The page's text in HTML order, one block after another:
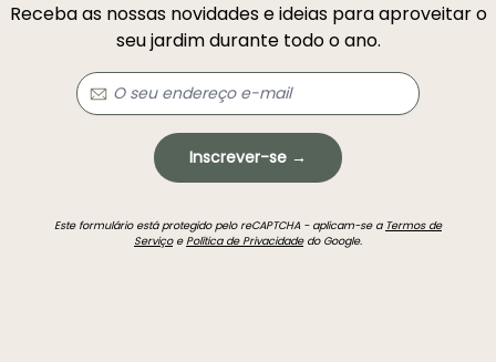
Receba as nossas novidades e ideias para aproveitar o
seu jardim durante todo o ano.
Inscrever-se →
Este formulário está protegido pelo reCAPTCHA - aplicam-se a Termos de
ServiçoePolítica de Privacidadedo Google.